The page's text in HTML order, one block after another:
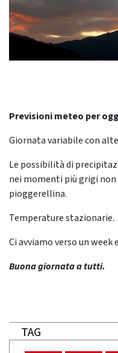
Previsioni meteo per
Giornata variabile con
Le possibilità di
nei momenti più grigi
pioggerellina.
Temperature stazionarie.
Ci avviamo verso un
Buona giornata a tutti.
TAG